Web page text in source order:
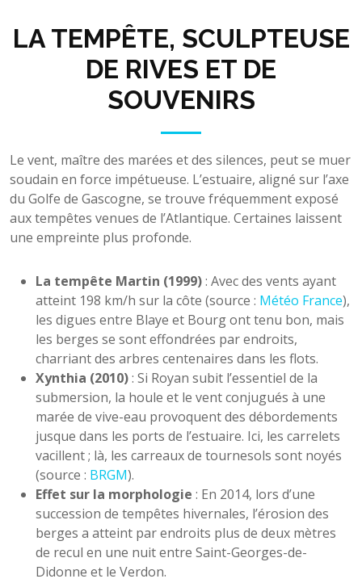
LA TEMPÊTE, SCULPTEUSE
DE RIVES ET DE
SOUVENIRS
Le vent, maître des marées et des silences, peut se muer
soudain en force impétueuse. L’estuaire, aligné sur l’axe
du Golfe de Gascogne, se trouve fréquemment exposé
aux tempêtes venues de l’Atlantique. Certaines laissent
une empreinte plus profonde.
La tempête Martin (1999): Avec des vents ayant
atteint 198 km/h sur la côte (source : Météo France),
les digues entre Blaye et Bourg ont tenu bon, mais
les berges se sont effondrées par endroits,
charriant des arbres centenaires dans les flots.
Xynthia (2010): Si Royan subit l’essentiel de la
submersion, la houle et le vent conjugués à une
marée de vive-eau provoquent des débordements
jusque dans les ports de l’estuaire. Ici, les carrelets
vacillent ; là, les carreaux de tournesols sont noyés
(source : BRGM).
Effet sur la morphologie : En 2014, lors d’une
succession de tempêtes hivernales, l’érosion des
berges a atteint par endroits plus de deux mètres
de recul en une nuit entre Saint-Georges-de-
Didonne et le Verdon.